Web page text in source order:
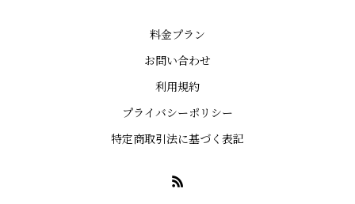
料金プラン
お問い合わせ
利用規約
プライバシーポリシー
特定商取引法に基づく表記